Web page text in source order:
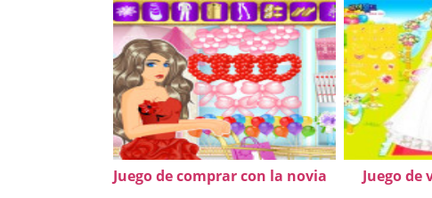
Juego de comprar con la novia Juego de